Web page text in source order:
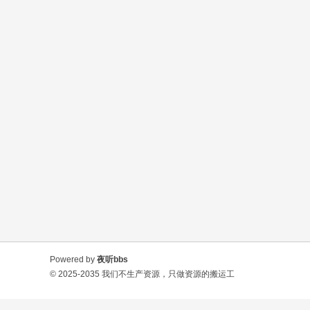
Powered by 夜听bbs
© 2025-2035 我们不生产资源，只做资源的搬运工